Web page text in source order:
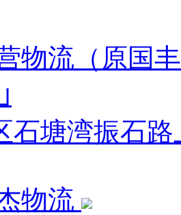
物流（原国
石塘湾振石
物流